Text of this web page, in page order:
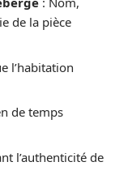
de la pièce
l’habitation
de temps
l’authenticité de